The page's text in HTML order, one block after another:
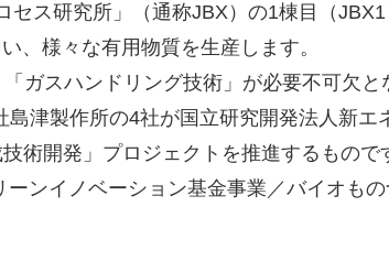
ス研究所」（通称JBX）の1棟目（JBX1
、様々な有用物質を生産します。
ガスハンドリング技術」が必要不可欠と
津製作所の4社が国立研究開発法人新エ
術開発」プロジェクトを推進するもので
ンイノベーション基金事業／バイオもの